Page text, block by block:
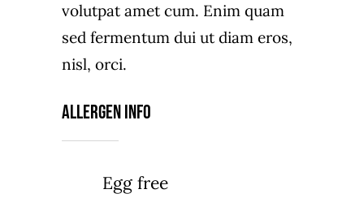
volutpat amet cum. Enim quam
sed fermentum dui ut diam eros,
nisl, orci.
Allergen Info
Egg free